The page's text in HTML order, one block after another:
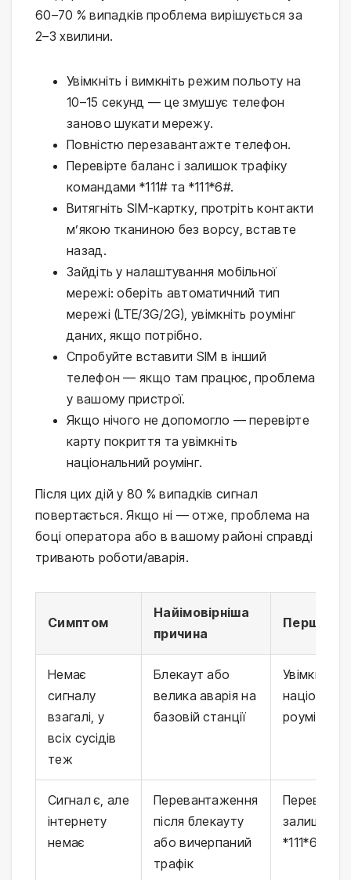
60–70 % випадків проблема вирішується за
2–3 хвилини.
Увімкніть і вимкніть режим польоту на
10–15 секунд — це змушує телефон
заново шукати мережу.
Повністю перезавантажте телефон.
Перевірте баланс і залишок трафіку
командами *111# та *111*6#.
Витягніть SIM-картку, протріть контакти
м’якою тканиною без ворсу, вставте
назад.
Зайдіть у налаштування мобільної
мережі: оберіть автоматичний тип
мережі (LTE/3G/2G), увімкніть роумінг
даних, якщо потрібно.
Спробуйте вставити SIM в інший
телефон — якщо там працює, проблема
у вашому пристрої.
Якщо нічого не допомогло — перевірте
карту покриття та увімкніть
національний роумінг.
Після цих дій у 80 % випадків сигнал
повертається. Якщо ні — отже, проблема на
боці оператора або в вашому районі справді
тривають роботи/аварія.
Симптом
Найімовірніша
причина
Перша дія
Немає
сигналу
взагалі, у
всіх сусідів
теж
Блекаут або
велика аварія на
базовій станції
Увімкнути
роумінг
Сигнал є, але
інтернету
немає
Перевантаження
після блекауту
або вичерпаний
трафік
Перевірити
залишок
*111*6#